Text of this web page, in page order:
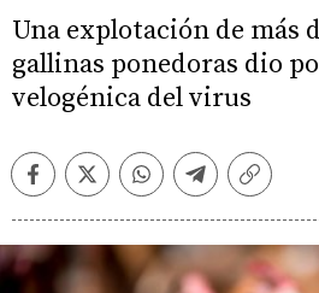
Una explotación de más
gallinas ponedoras dio
velogénica del virus
FacebookTwitterWhatsappTelegramCopiar